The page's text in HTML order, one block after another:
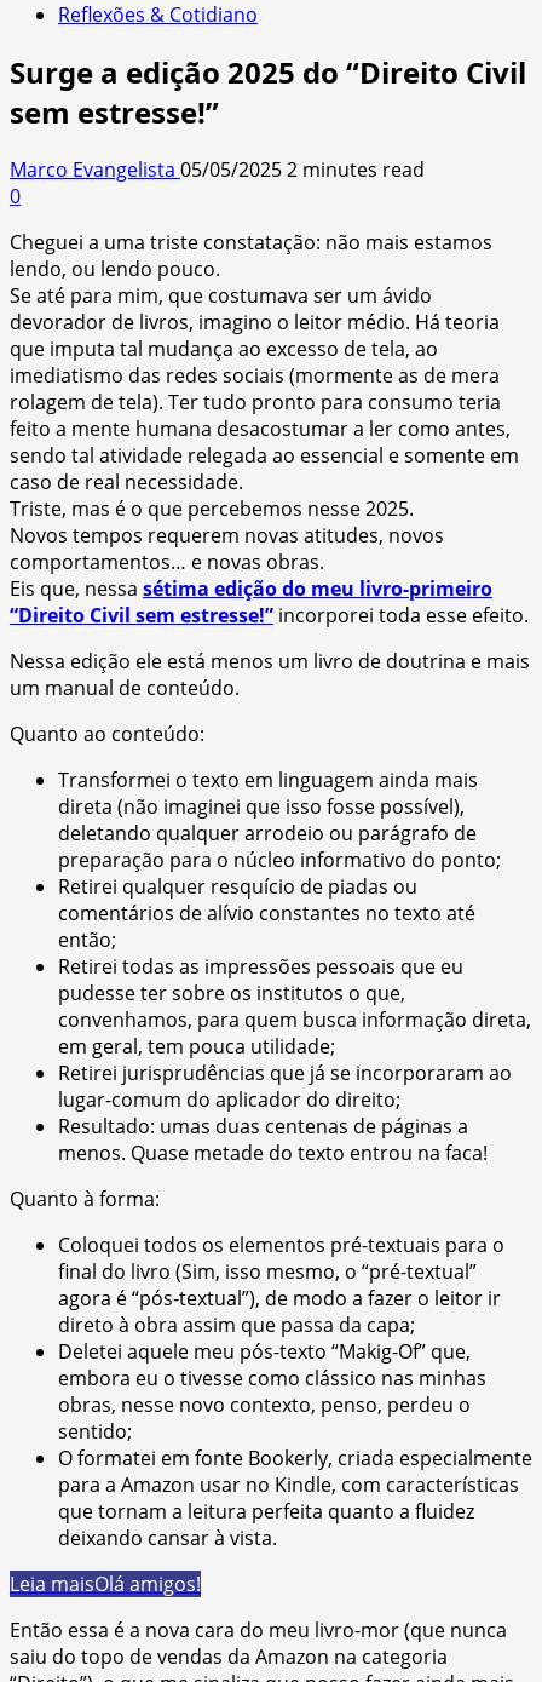
Reflexões & Cotidiano
Surge a edição 2025 do “Direito Civil
sem estresse!”
Marco Evangelista 05/05/20252 minutes read
0
Cheguei a uma triste constatação: não mais estamos
lendo, ou lendo pouco.
Se até para mim, que costumava ser um ávido
devorador de livros, imagino o leitor médio. Há teoria
que imputa tal mudança ao excesso de tela, ao
imediatismo das redes sociais (mormente as de mera
rolagem de tela). Ter tudo pronto para consumo teria
feito a mente humana desacostumar a ler como antes,
sendo tal atividade relegada ao essencial e somente em
caso de real necessidade.
Triste, mas é o que percebemos nesse 2025.
Novos tempos requerem novas atitudes, novos
comportamentos… e novas obras.
Eis que, nessa sétima edição do meu livro-primeiro
“Direito Civil sem estresse!” incorporei toda esse efeito.
Nessa edição ele está menos um livro de doutrina e mais
um manual de conteúdo.
Quanto ao conteúdo:
Transformei o texto em linguagem ainda mais
direta (não imaginei que isso fosse possível),
deletando qualquer arrodeio ou parágrafo de
preparação para o núcleo informativo do ponto;
Retirei qualquer resquício de piadas ou
comentários de alívio constantes no texto até
então;
Retirei todas as impressões pessoais que eu
pudesse ter sobre os institutos o que,
convenhamos, para quem busca informação direta,
em geral, tem pouca utilidade;
Retirei jurisprudências que já se incorporaram ao
lugar-comum do aplicador do direito;
Resultado: umas duas centenas de páginas a
menos. Quase metade do texto entrou na faca!
Quanto à forma:
Coloquei todos os elementos pré-textuais para o
final do livro (Sim, isso mesmo, o “pré-textual”
agora é “pós-textual”), de modo a fazer o leitor ir
direto à obra assim que passa da capa;
Deletei aquele meu pós-texto “Makig-Of” que,
embora eu o tivesse como clássico nas minhas
obras, nesse novo contexto, penso, perdeu o
sentido;
O formatei em fonte Bookerly, criada especialmente
para a Amazon usar no Kindle, com características
que tornam a leitura perfeita quanto a fluidez
deixando cansar à vista.
Leia maisOlá amigos!
Então essa é a nova cara do meu livro-mor (que nunca
saiu do topo de vendas da Amazon na categoria